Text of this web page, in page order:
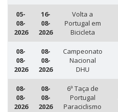
05-
08-
2026
16-
08-
2026
Volta a
Portugal em
Bicicleta
08-
08-
2026
08-
08-
2026
Campeonato
Nacional
DHU
08-
08-
2026
08-
08-
2026
6ª Taça de
Portugal
Paraciclismo